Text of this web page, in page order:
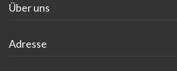
Über uns
Adresse